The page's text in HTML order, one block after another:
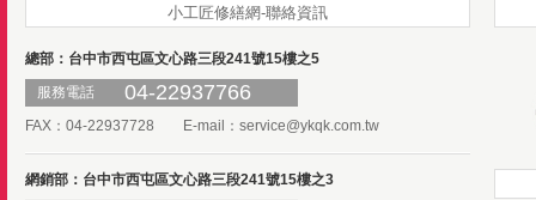
小工匠修繕網-聯絡資訊
總部：台中市西屯區文心路三段241號15樓之5
服務電話
04-22937766
FAX：04-22937728 E-mail： service@ykqk.com.tw
網銷部：台中市西屯區文心路三段241號15樓之3